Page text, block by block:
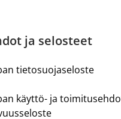
ja selosteet
tietosuojaseloste
käyttö- ja